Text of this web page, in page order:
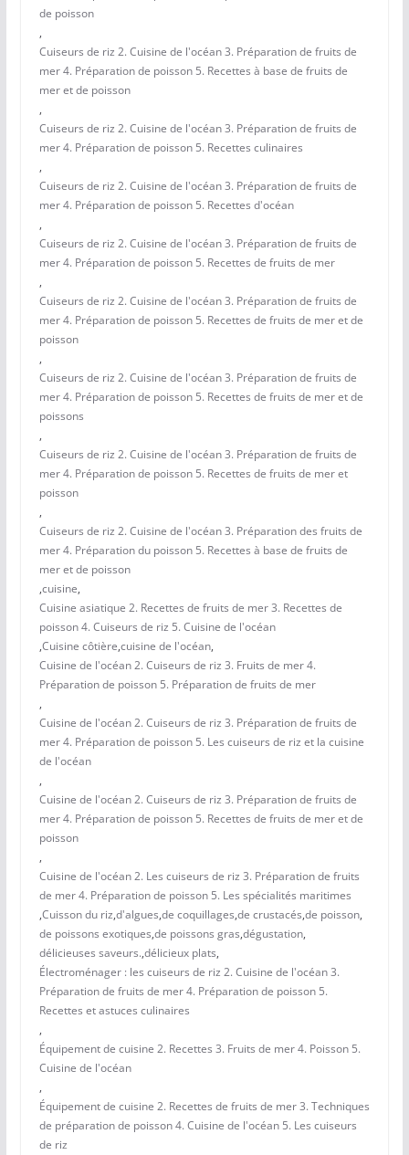
de poisson
,
Cuiseurs de riz 2. Cuisine de l'océan 3. Préparation de fruits de
mer 4. Préparation de poisson 5. Recettes à base de fruits de
mer et de poisson
,
Cuiseurs de riz 2. Cuisine de l'océan 3. Préparation de fruits de
mer 4. Préparation de poisson 5. Recettes culinaires
,
Cuiseurs de riz 2. Cuisine de l'océan 3. Préparation de fruits de
mer 4. Préparation de poisson 5. Recettes d'océan
,
Cuiseurs de riz 2. Cuisine de l'océan 3. Préparation de fruits de
mer 4. Préparation de poisson 5. Recettes de fruits de mer
,
Cuiseurs de riz 2. Cuisine de l'océan 3. Préparation de fruits de
mer 4. Préparation de poisson 5. Recettes de fruits de mer et de
poisson
,
Cuiseurs de riz 2. Cuisine de l'océan 3. Préparation de fruits de
mer 4. Préparation de poisson 5. Recettes de fruits de mer et de
poissons
,
Cuiseurs de riz 2. Cuisine de l'océan 3. Préparation de fruits de
mer 4. Préparation de poisson 5. Recettes de fruits de mer et
poisson
,
Cuiseurs de riz 2. Cuisine de l'océan 3. Préparation des fruits de
mer 4. Préparation du poisson 5. Recettes à base de fruits de
mer et de poisson
,cuisine,
Cuisine asiatique 2. Recettes de fruits de mer 3. Recettes de
poisson 4. Cuiseurs de riz 5. Cuisine de l'océan
,Cuisine côtière,cuisine de l'océan,
Cuisine de l'océan 2. Cuiseurs de riz 3. Fruits de mer 4.
Préparation de poisson 5. Préparation de fruits de mer
,
Cuisine de l'océan 2. Cuiseurs de riz 3. Préparation de fruits de
mer 4. Préparation de poisson 5. Les cuiseurs de riz et la cuisine
de l'océan
,
Cuisine de l'océan 2. Cuiseurs de riz 3. Préparation de fruits de
mer 4. Préparation de poisson 5. Recettes de fruits de mer et de
poisson
,
Cuisine de l'océan 2. Les cuiseurs de riz 3. Préparation de fruits
de mer 4. Préparation de poisson 5. Les spécialités maritimes
,Cuisson du riz,d'algues,de coquillages,de crustacés,de poisson,
de poissons exotiques,de poissons gras,dégustation,
délicieuses saveurs.,délicieux plats,
Électroménager : les cuiseurs de riz 2. Cuisine de l'océan 3.
Préparation de fruits de mer 4. Préparation de poisson 5.
Recettes et astuces culinaires
,
Équipement de cuisine 2. Recettes 3. Fruits de mer 4. Poisson 5.
Cuisine de l'océan
,
Équipement de cuisine 2. Recettes de fruits de mer 3. Techniques
de préparation de poisson 4. Cuisine de l'océan 5. Les cuiseurs
de riz